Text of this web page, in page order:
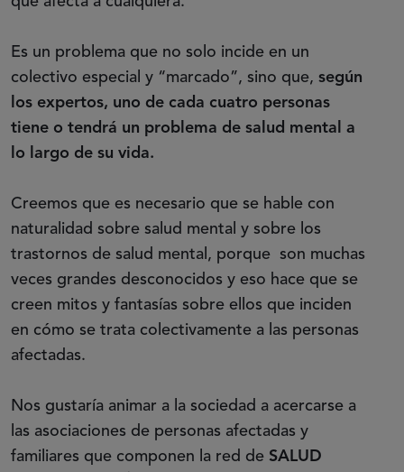
Es un problema que no solo incide en un
colectivo especial y “marcado”, sino que, según
los expertos, uno de cada cuatro personas
tiene o tendrá un problema de salud mental a
lo largo de su vida.
Creemos que es necesario que se hable con
naturalidad sobre salud mental y sobre los
trastornos de salud mental, porque son muchas
veces grandes desconocidos y eso hace que se
creen mitos y fantasías sobre ellos que inciden
en cómo se trata colectivamente a las personas
afectadas.
Nos gustaría animar a la sociedad a acercarse a
las asociaciones de personas afectadas y
familiares que componen la red de SALUD